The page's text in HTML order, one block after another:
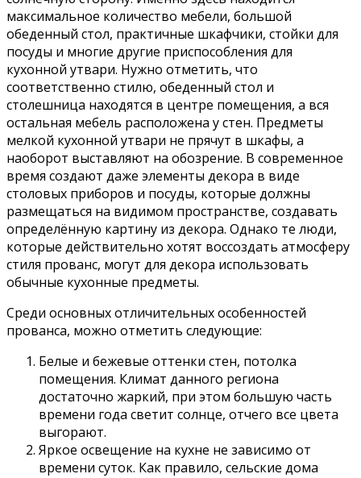
максимальное количество мебели, большой
обеденный стол, практичные шкафчики, стойки для
посуды и многие другие приспособления для
кухонной утвари. Нужно отметить, что
соответственно стилю, обеденный стол и
столешница находятся в центре помещения, а вся
остальная мебель расположена у стен. Предметы
мелкой кухонной утвари не прячут в шкафы, а
наоборот выставляют на обозрение. В современное
время создают даже элементы декора в виде
столовых приборов и посуды, которые должны
размещаться на видимом пространстве, создавать
определённую картину из декора. Однако те люди,
которые действительно хотят воссоздать атмосферу
стиля прованс, могут для декора использовать
обычные кухонные предметы.
Среди основных отличительных особенностей
прованса, можно отметить следующие:
Белые и бежевые оттенки стен, потолка
помещения. Климат данного региона
достаточно жаркий, при этом большую часть
времени года светит солнце, отчего все цвета
выгорают.
Яркое освещение на кухне не зависимо от
времени суток. Как правило, сельские дома